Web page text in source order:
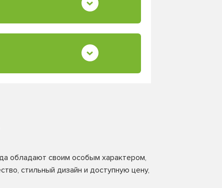
обладают своим особым характером,
стильный дизайн и доступную цену,